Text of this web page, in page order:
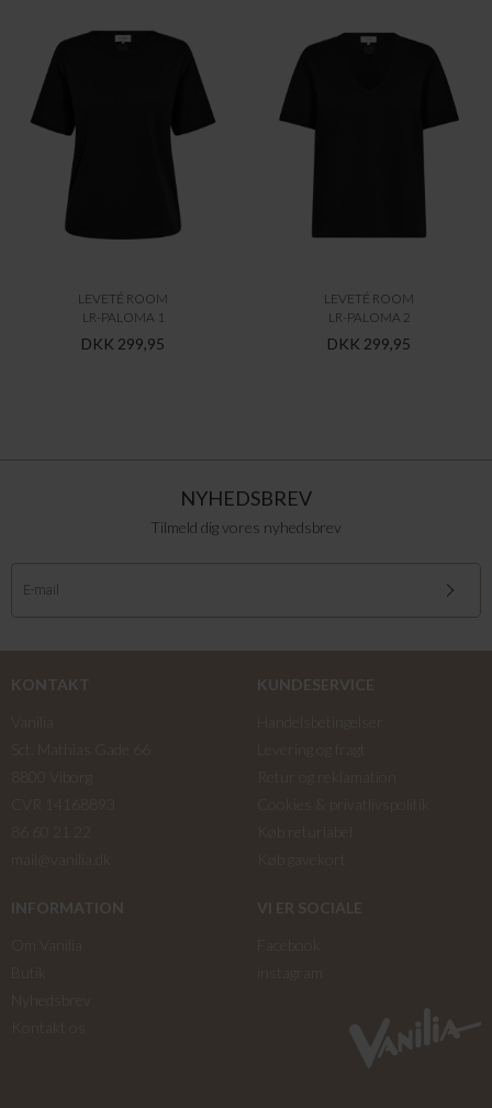
LEVETÉ ROOM
LR-PALOMA 1
DKK 299,95
LEVETÉ ROOM
LR-PALOMA 2
DKK 299,95
NYHEDSBREV
Tilmeld dig vores nyhedsbrev
KONTAKT
KUNDESERVICE
INFORMATION
VI ER SOCIALE